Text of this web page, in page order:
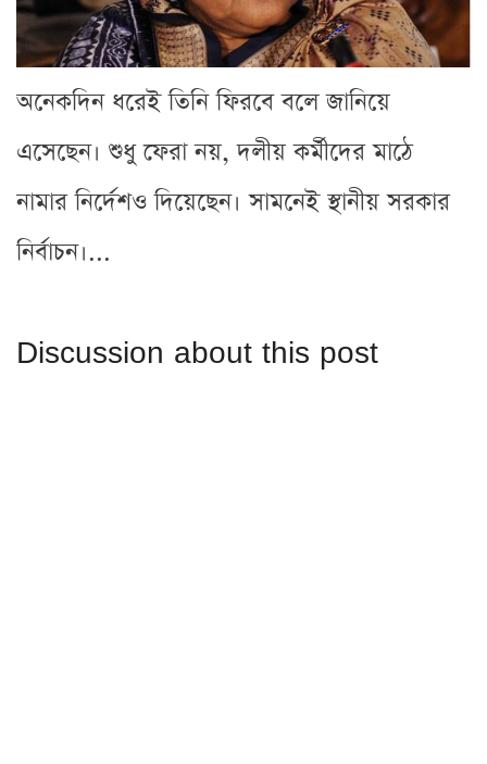
অনেকদিন ধরেই তিনি ফিরবে বলে জানিয়ে
এসেছেন। শুধু ফেরা নয়, দলীয় কর্মীদের মাঠে
নামার নির্দেশও দিয়েছেন। সামনেই স্থানীয় সরকার
নির্বাচন।...
Discussion about this post